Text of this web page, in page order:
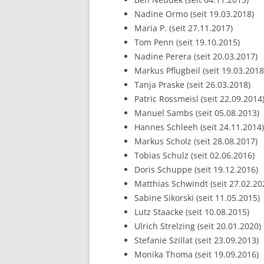
Nadine Ormo (seit 19.03.2018)
Maria P. (seit 27.11.2017)
Tom Penn (seit 19.10.2015)
Nadine Perera (seit 20.03.2017)
Markus Pflugbeil (seit
Tanja Praske (seit 26.03.2018)
Patric Rossmeisl (seit 22.09.2014)
Manuel Sambs (seit 05.08.2013)
Hannes Schleeh (seit 24.11.2014)
Markus Scholz (seit 28.08.2017)
Tobias Schulz (seit 02.06.2016)
Doris Schuppe (seit 19.12.2016)
Matthias Schwindt (seit
Sabine Sikorski (seit 11.05.2015)
Lutz Staacke (seit 10.08.2015)
Ulrich Strelzing (seit 20.01.2020)
Stefanie Szillat (seit 23.09.2013)
Monika Thoma (seit 19.09.2016)